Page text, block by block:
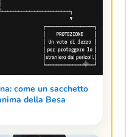
come un sacchetto
della Besa